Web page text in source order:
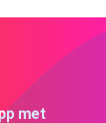
met